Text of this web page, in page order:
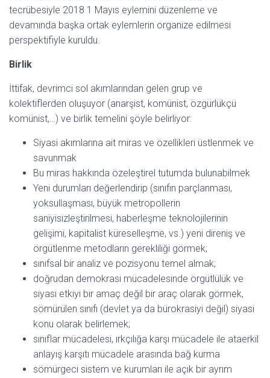
tecrübesiyle 2018 1 Mayıs eylemini düzenleme ve
devamında başka ortak eylemlerin organize edilmesi
perspektifiyle kuruldu.
Birlik
İttifak, devrimci sol akımlarından gelen grup ve
kolektiflerden oluşuyor (anarşist, komünist, özgürlükçü
komünist,…) ve birlik temelini şöyle belirliyor:
Siyasi akımlarına ait miras ve özellikleri üstlenmek ve
savunmak
Bu miras hakkında özeleştirel tutumda bulunabilmek
Yeni durumları değerlendirip (sınıfın parçlanması,
yoksullaşması, büyük metropollerin
saniyisizleştirilmesi, haberleşme teknolojilerinin
gelişimi, kapitalist küreselleşme, vs.) yeni direniş ve
örgütlenme metodların gerekliliği görmek;
sınıfsal bir analiz ve pozisyonu temel almak;
doğrudan demokrasi mücadelesinde örgütlülük ve
siyasi etkiyi bir amaç değil bir araç olarak görmek,
sömürülen sınıfı (devlet ya da bürokrasiyi değil) siyasi
konu olarak belirlemek;
sınıflar mücadelesi, ırkçılığa karşı mücadele ile ataerkil
anlayış karşıtı mücadele arasında bağ kurma
sömürgeci sistem ve kurumları ile açık bir ayrım